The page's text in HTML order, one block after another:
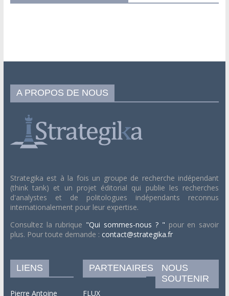
A PROPOS DE NOUS
Strategika est à la fois un groupe de recherche indépendant
(think tank) et un projet éditorial qui publie les recherches
d'analystes et de politologues indépendants reconnus
internationalement pour leur expertise.
Consultez la rubrique "Qui sommes-nous ? " pour en savoir
plus. Pour toute demande : contact@strategika.fr
LIENS
Pierre Antoine
PARTENAIRES
FLUX
NOUS
SOUTENIR